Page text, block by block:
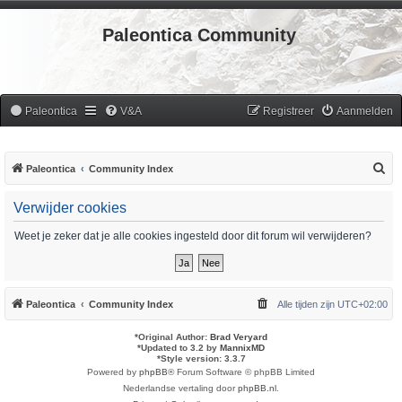
Paleontica Community
Paleontica V&A Aanmelden
Registreer
Paleontica Community Index
Verwijder cookies
Weet je zeker dat je alle cookies ingesteld door dit forum wil verwijderen?
Paleontica Community Index Alle tijden zijn UTC+02:00
*Original Author: Brad Veryard
*Updated to 3.2 by MannixMD
*Style version: 3.3.7
Powered by phpBB® Forum Software © phpBB Limited
Nederlandse vertaling doorphpBB.nl